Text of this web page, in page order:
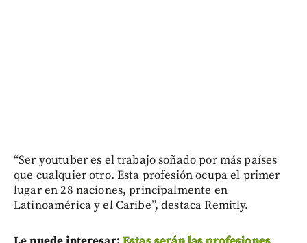
“Ser youtuber es el trabajo soñado por más países
que cualquier otro. Esta profesión ocupa el primer
lugar en 28 naciones, principalmente en
Latinoamérica y el Caribe”, destaca Remitly.